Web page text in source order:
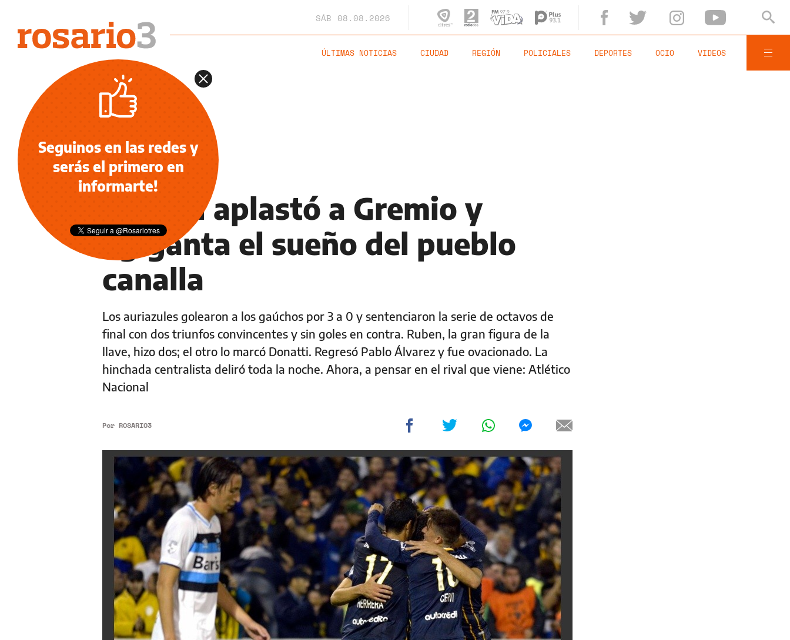
SÁB 08.08.2026
ÚLTIMAS NOTICIAS CIUDAD REGIÓN POLICIALES DEPORTES OCIO VIDEOS
COPA LIBERTADORES
Central aplastó a Gremio y
agiganta el sueño del pueblo
canalla
Los auriazules golearon a los gaúchos por 3 a 0 y sentenciaron la serie de octavos de
final con dos triunfos convincentes y sin goles en contra. Ruben, la gran figura de la
llave, hizo dos; el otro lo marcó Donatti. Regresó Pablo Álvarez y fue ovacionado. La
hinchada centralista deliró toda la noche. Ahora, a pensar en el rival que viene: Atlético
Nacional
Por ROSARIO3
Seguinos en las redes y
serás el primero en
informarte!